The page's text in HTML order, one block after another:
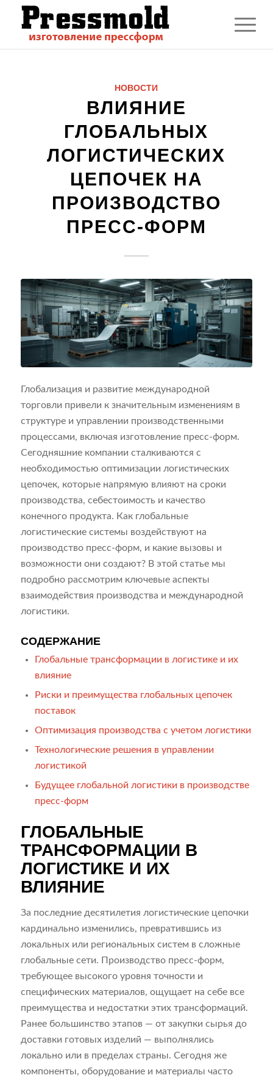
НОВОСТИ
ВЛИЯНИЕ
ГЛОБАЛЬНЫХ
ЛОГИСТИЧЕСКИХ
ЦЕПОЧЕК НА
ПРОИЗВОДСТВО
ПРЕСС-ФОРМ
Глобализация и развитие международной
торговли привели к значительным изменениям в
структуре и управлении производственными
процессами, включая изготовление пресс-форм.
Сегодняшние компании сталкиваются с
необходимостью оптимизации логистических
цепочек, которые напрямую влияют на сроки
производства, себестоимость и качество
конечного продукта. Как глобальные
логистические системы воздействуют на
производство пресс-форм, и какие вызовы и
возможности они создают? В этой статье мы
подробно рассмотрим ключевые аспекты
взаимодействия производства и международной
логистики.
СОДЕРЖАНИЕ
Глобальные трансформации в логистике и их
влияние
Риски и преимущества глобальных цепочек
поставок
Оптимизация производства с учетом логистики
Технологические решения в управлении
логистикой
Будущее глобальной логистики в производстве
пресс-форм
ГЛОБАЛЬНЫЕ
ТРАНСФОРМАЦИИ В
ЛОГИСТИКЕ И ИХ
ВЛИЯНИЕ
За последние десятилетия логистические цепочки
кардинально изменились, превратившись из
локальных или региональных систем в сложные
глобальные сети. Производство пресс-форм,
требующее высокого уровня точности и
специфических материалов, ощущает на себе все
преимущества и недостатки этих трансформаций.
Ранее большинство этапов — от закупки сырья до
доставки готовых изделий — выполнялись
локально или в пределах страны. Сегодня же
компоненты, оборудование и материалы часто